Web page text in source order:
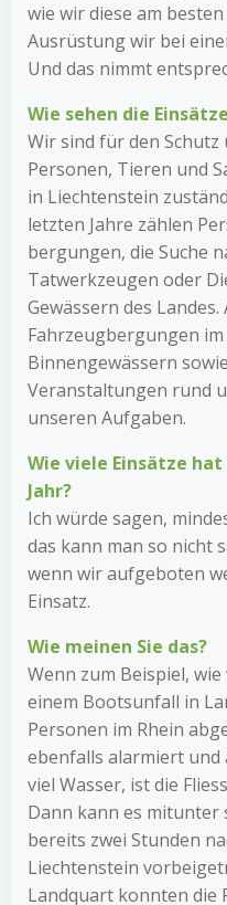
wie wir diese am
Ausrüstung wir bei
Und das nimmt
Wie sehen die
Wir sind für den
Personen, Tieren und
in Liechtenstein
letzten Jahre zählen
bergungen, die Suche
Tatwerkzeugen oder
Gewässern des
Fahrzeugbergungen
Binnengewässern
Veranstaltungen rund
unseren Aufgaben.
Wie viele Einsätze
Jahr?
Ich würde sagen,
das kann man so nicht
wenn wir aufgeboten
Einsatz.
Wie meinen Sie das?
Wenn zum Beispiel,
einem Bootsunfall in
Personen im Rhein
ebenfalls alarmiert und
viel Wasser, ist die
Dann kann es mitunter
bereits zwei Stunden
Liechtenstein
Landquart konnten die